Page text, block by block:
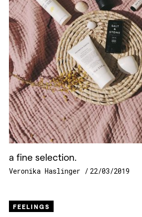
a fine selection.
Veronika Haslinger 22/03/2019
FEELINGS